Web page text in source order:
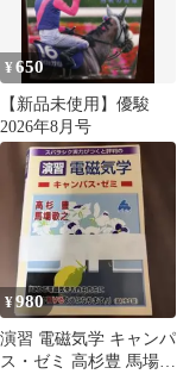
¥650
【新品未使用】優駿
2026年8月号
¥980
演習 電磁気学 キャンパ
ス・ゼミ 高杉豊 馬場敬